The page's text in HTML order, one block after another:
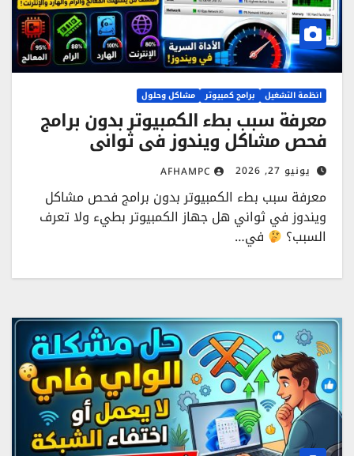
انظمة التشغيل برامج كمبيوتر مشاكل وحلول
معرفة سبب بطء الكمبيوتر بدون برامج
فحص مشاكل ويندوز في ثواني
يونيو 27, 2026 AFHAMPC
معرفة سبب بطء الكمبيوتر بدون برامج فحص مشاكل
ويندوز في ثواني هل جهاز الكمبيوتر بطيء ولا تعرف
السبب؟
في…